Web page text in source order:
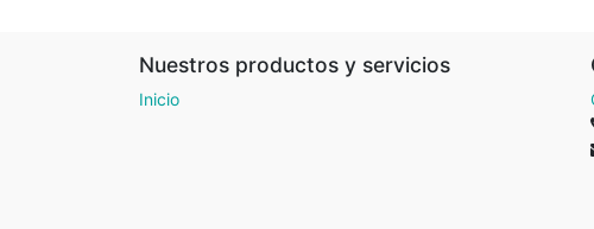
Nuestros productos y servicios
Inicio